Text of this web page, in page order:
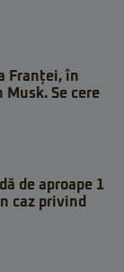
Franței, în
Se cere
de aproape 1
caz privind